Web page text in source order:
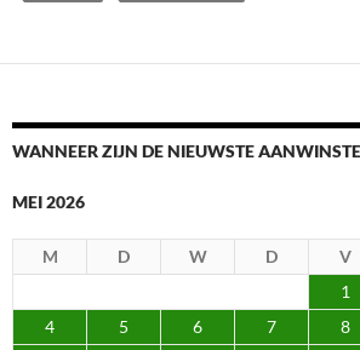
WANNEER ZIJN DE NIEUWSTE
MEI 2026
M D W D V
1
4
5 6 7 8